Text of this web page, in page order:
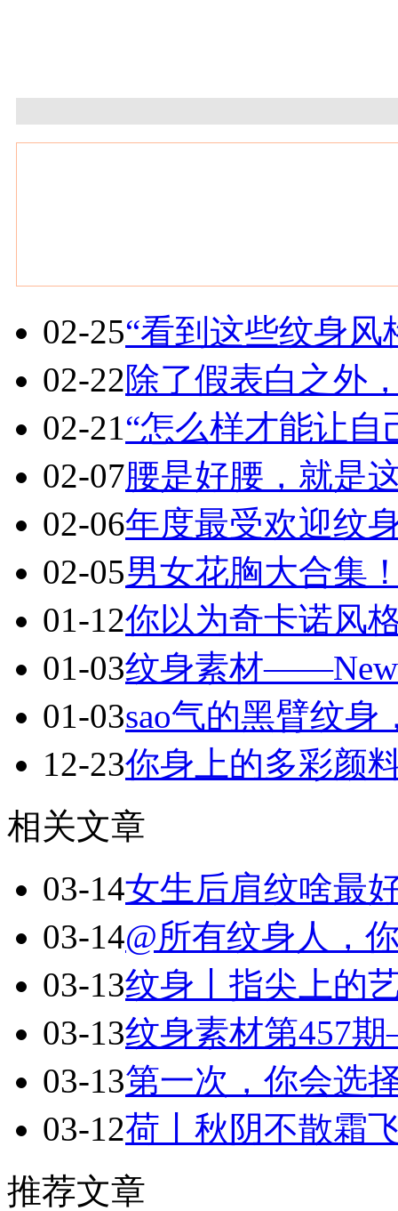
武汉老兵纹身微信
： 服务号：laobingwenshen 订阅号：laobing66666 打造
身图文资讯！精美纹身图案及手稿 纹身作品 一站搞定！回
复“１”访问千万素材的微官网，中国最强最全纹身图案尽在
02-25“看到这些纹身
02-22除了假表白之外
02-21“怎么样才能让
02-07腰是好腰，就是
02-06年度最受欢迎纹
02-05男女花胸大合集
01-12你以为奇卡诺风
01-03纹身素材——New
01-03sao气的黑臂纹身
12-23你身上的多彩颜
相关文章
03-14女生后肩纹啥最
03-14@所有纹身人，
03-13纹身丨指尖上的
03-13纹身素材第457
03-13第一次，你会选
03-12荷丨秋阴不散霜
推荐文章